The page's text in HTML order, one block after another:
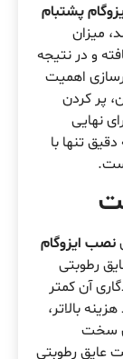
پشتبام
میزان
و در نتیجه
اهمیت
پر کردن
نهایی
تنها با
نصب ایزوگام
رطوبتی
آن کمتر
بالاتر،
سخت
عایق رطوبتی